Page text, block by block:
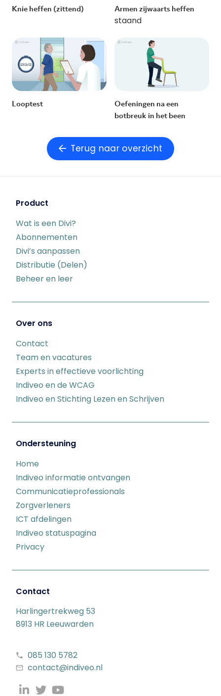
Knie heffen (zittend) Armen zijwaarts heffen
staand
Looptest
Oefeningen na een
botbreuk in het been
Terug naar overzicht
Product
Wat is een Divi?
Abonnementen
Divi’s aanpassen
Distributie (Delen)
Beheer en leer
Over ons
Contact
Team en vacatures
Experts in effectieve voorlichting
Indiveo en de WCAG
Indiveo en Stichting Lezen en Schrijven
Ondersteuning
Home
Indiveo informatie ontvangen
Communicatieprofessionals
Zorgverleners
ICT afdelingen
Indiveo statuspagina
Privacy
Contact
Harlingertrekweg 53
8913 HR Leeuwarden
085 130 5782
contact@indiveo.nl